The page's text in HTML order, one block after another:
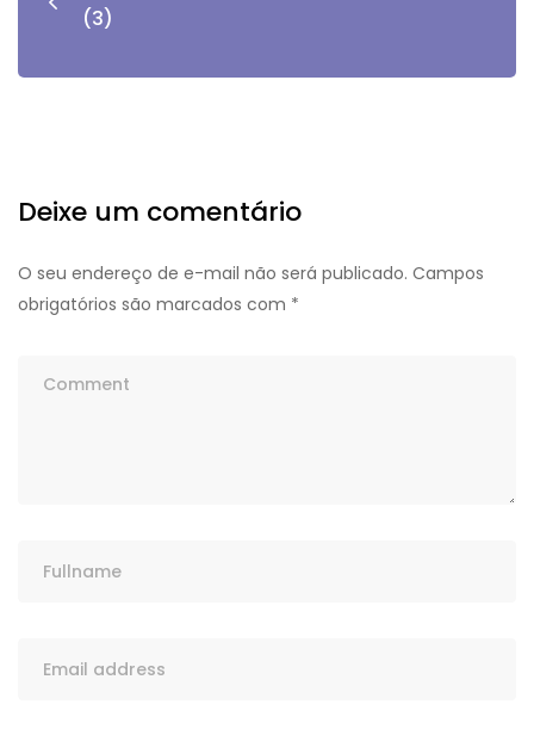
(3)
Deixe um comentário
O seu endereço de e-mail não será publicado. Campos
obrigatórios são marcados com *